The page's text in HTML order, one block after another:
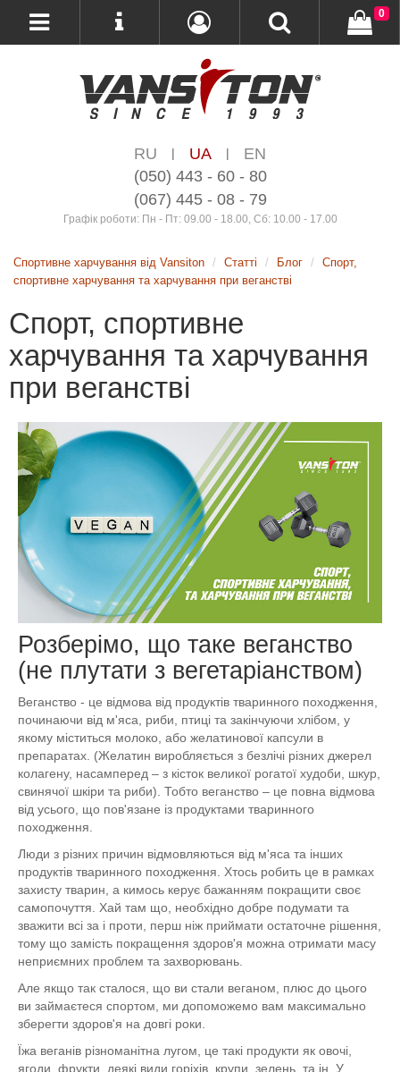
RU | UA |
EN
(050) 443 - 60 - 80
(067) 445 - 08 - 79
Графік роботи: Пн - Пт: 09.00 - 18.00, Сб: 10.00 - 17.00
0
Спортивне харчування від Vansiton Статті Блог
Спорт,
спортивне харчування та харчування при веганстві
Спорт, спортивне
харчування та харчування
при веганстві
Розберімо, що таке веганство
(не плутати з вегетаріанством)
Веганство - це відмова від продуктів тваринного походження,
починаючи від м'яса, риби, птиці та закінчуючи хлібом, у
якому міститься молоко, або желатинової капсули в
препаратах. (Желатин виробляється з безлічі різних джерел
колагену, насамперед – з кісток великої рогатої худоби, шкур,
свинячої шкіри та риби). Тобто веганство – це повна відмова
від усього, що пов'язане із продуктами тваринного
походження.
Люди з різних причин відмовляються від м'яса та інших
продуктів тваринного походження. Хтось робить це в рамках
захисту тварин, а кимось керує бажанням покращити своє
самопочуття. Хай там що, необхідно добре подумати та
зважити всі за і проти, перш ніж приймати остаточне рішення,
тому що замість покращення здоров'я можна отримати масу
неприємних проблем та захворювань.
Але якщо так сталося, що ви стали веганом, плюс до цього
ви займаєтеся спортом, ми допоможемо вам максимально
зберегти здоров'я на довгі роки.
Їжа веганів різноманітна лугом, це такі продукти як овочі,
ягоди, фрукти, деякі види горіхів, крупи, зелень, та ін. У